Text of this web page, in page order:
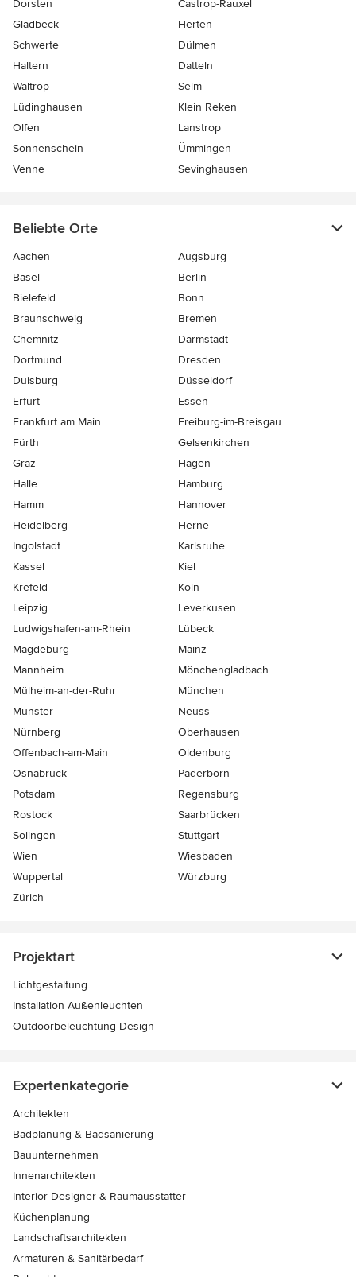
Dorsten
Castrop-Rauxel
Gladbeck
Herten
Schwerte
Dülmen
Haltern
Datteln
Waltrop
Selm
Lüdinghausen
Klein Reken
Olfen
Lanstrop
Sonnenschein
Ümmingen
Venne
Sevinghausen
Beliebte Orte
Aachen
Augsburg
Basel
Berlin
Bielefeld
Bonn
Braunschweig
Bremen
Chemnitz
Darmstadt
Dortmund
Dresden
Duisburg
Düsseldorf
Erfurt
Essen
Frankfurt am Main
Freiburg-im-Breisgau
Fürth
Gelsenkirchen
Graz
Hagen
Halle
Hamburg
Hamm
Hannover
Heidelberg
Herne
Ingolstadt
Karlsruhe
Kassel
Kiel
Krefeld
Köln
Leipzig
Leverkusen
Ludwigshafen-am-Rhein
Lübeck
Magdeburg
Mainz
Mannheim
Mönchen­gladbach
Mülheim-an-der-Ruhr
München
Münster
Neuss
Nürnberg
Oberhausen
Offenbach-am-Main
Oldenburg
Osnabrück
Paderborn
Potsdam
Regensburg
Rostock
Saarbrücken
Solingen
Stuttgart
Wien
Wiesbaden
Wuppertal
Würzburg
Zürich
Projektart
Lichtgestaltung
Installation Außenleuchten
Outdoorbeleuchtung-Design
Expertenkategorie
Architekten
Badplanung & Badsanierung
Bauunternehmen
Innenarchitekten
Interior Designer & Raumausstatter
Küchenplanung
Landschaftsarchitekten
Armaturen & Sanitärbedarf